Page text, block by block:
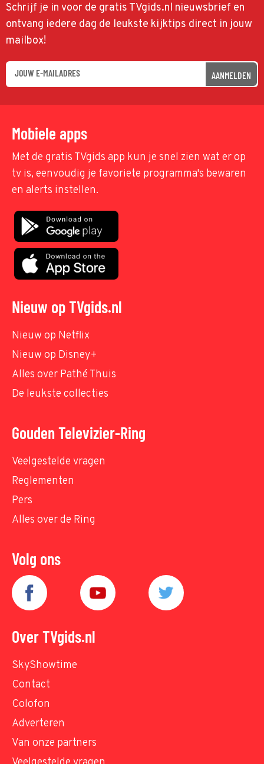
Schrijf je in voor de gratis TVgids.nl nieuwsbrief en
ontvang iedere dag de leukste kijktips direct in jouw
mailbox!
AANMELDEN
Mobiele apps
Met de gratis TVgids app kun je snel zien wat er op
tv is, eenvoudig je favoriete programma's bewaren
en alerts instellen.
Nieuw op TVgids.nl
Nieuw op Netflix
Nieuw op Disney+
Alles over Pathé Thuis
De leukste collecties
Gouden Televizier-Ring
Veelgestelde vragen
Reglementen
Pers
Alles over de Ring
Volg ons
Over TVgids.nl
SkyShowtime
Contact
Colofon
Adverteren
Van onze partners